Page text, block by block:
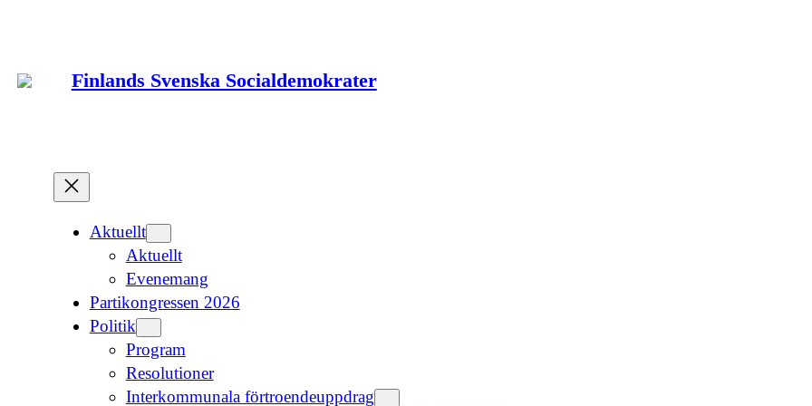
Finlands Svenska Socialdemokrater
Aktuellt
Aktuellt
Evenemang
Partikongressen 2026
Politik
Program
Resolutioner
Interkommunala förtroendeuppdrag